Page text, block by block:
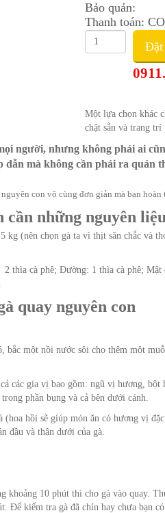
Bảo quản:
Thanh toán:
Đặt
Một lựa chọn khác
chặt sẵn và trang trí
người, nhưng không phải ai
dẫn mà không cần phải ra quán
nguyên con vô cùng đơn giản mà bạn
cần những nguyên
kg (nên chọn gà ta vì thịt săn chắc và
thìa cà phê; Đường: 1 thìa cà phê;
quay nguyên con
bắc một nồi nước sôi cho thêm một
các gia vị bao gồm: ngũ vị hương, bột
phần bụng và cả bên dưới cánh.
hồi sẽ giúp món ăn có hương vị
đầu và thân dưới của gà.
khoảng 10 phút thì cho gà vào quay.
Để kiểm tra gà đã chín hay chưa bạn